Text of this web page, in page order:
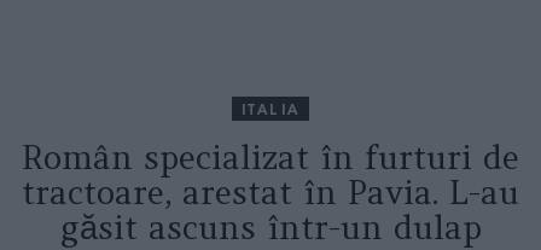
ITALIA
Român specializat în furturi de
tractoare, arestat în Pavia. L-au
găsit ascuns într-un dulap